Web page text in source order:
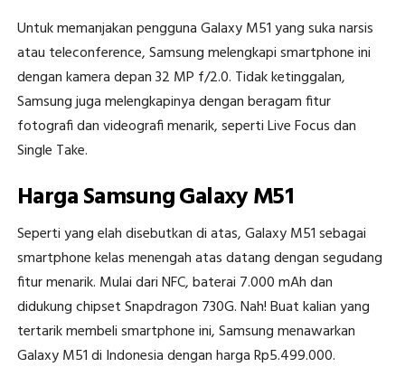
Untuk memanjakan pengguna Galaxy M51 yang suka narsis
atau teleconference, Samsung melengkapi smartphone ini
dengan kamera depan 32 MP f/2.0. Tidak ketinggalan,
Samsung juga melengkapinya dengan beragam fitur
fotografi dan videografi menarik, seperti Live Focus dan
Single Take.
Harga Samsung Galaxy M51
Seperti yang elah disebutkan di atas, Galaxy M51 sebagai
smartphone kelas menengah atas datang dengan segudang
fitur menarik. Mulai dari NFC, baterai 7.000 mAh dan
didukung chipset Snapdragon 730G. Nah! Buat kalian yang
tertarik membeli smartphone ini, Samsung menawarkan
Galaxy M51 di Indonesia dengan harga Rp5.499.000.